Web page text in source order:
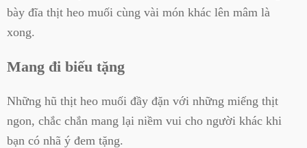
bày đĩa thịt heo muối cùng vài món khác lên mâm là
xong.
Mang đi biếu tặng
Những hũ thịt heo muối đầy đặn với những miếng thịt
ngon, chắc chắn mang lại niềm vui cho người khác khi
bạn có nhã ý đem tặng.